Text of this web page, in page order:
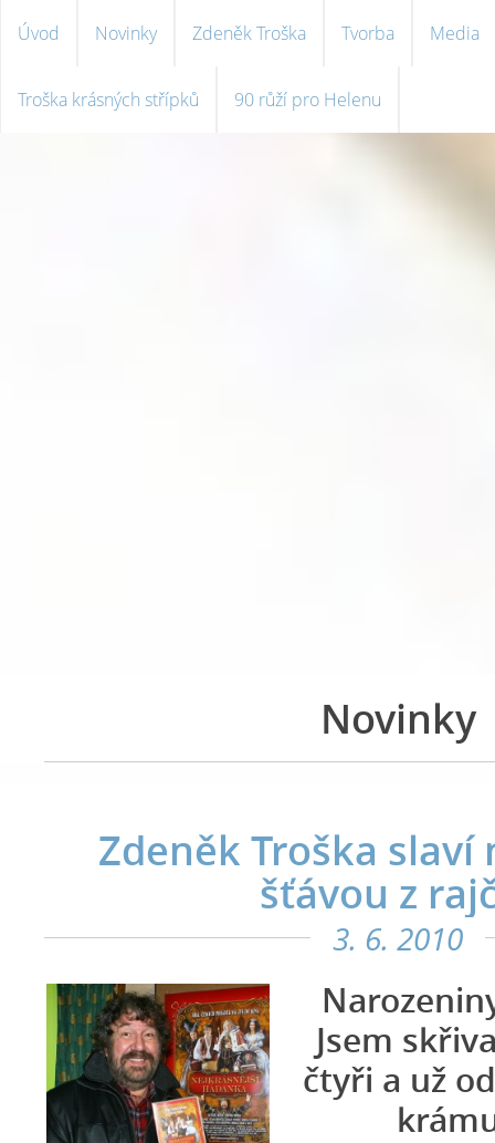
Úvod Novinky Zdeněk Troška Tvorba Media
Troška krásných střípků 90 růží pro Helenu
Novinky
Zdeněk Troška slaví
šťávou z
3. 6. 2010
Jsem
čtyři a už